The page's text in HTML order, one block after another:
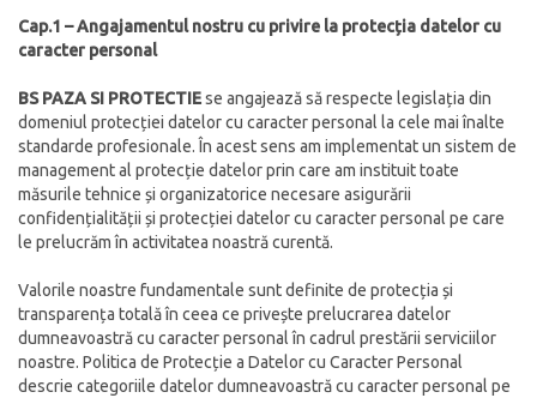
Cap.1 – Angajamentul nostru cu privire la protecția datelor cu
caracter personal
BS PAZA SI PROTECTIEse angajează să respecte legislația din
domeniul protecției datelor cu caracter personal la cele mai înalte
standarde profesionale. În acest sens am implementat un sistem de
management al protecție datelor prin care am instituit toate
măsurile tehnice și organizatorice necesare asigurării
confidențialității și protecției datelor cu caracter personal pe care
le prelucrăm în activitatea noastră curentă.
Valorile noastre fundamentale sunt definite de protecția și
transparența totală în ceea ce privește prelucrarea datelor
dumneavoastră cu caracter personal în cadrul prestării serviciilor
noastre. Politica de Protecție a Datelor cu Caracter Personal
descrie categoriile datelor dumneavoastră cu caracter personal pe